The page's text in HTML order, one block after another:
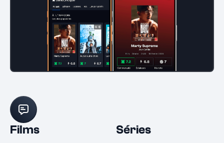
Films Séries